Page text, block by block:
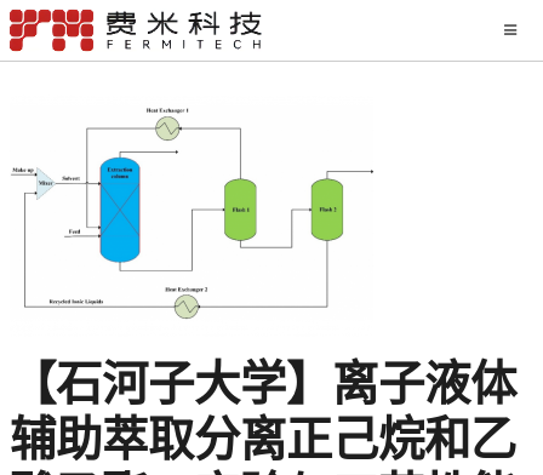
【石河子大学】离子液体
辅助萃取分离正己烷和乙